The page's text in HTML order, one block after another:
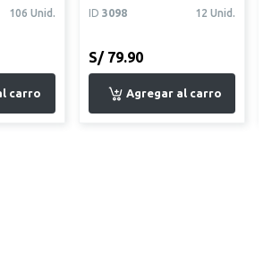
106 Unid.
puertos USB de carga
ID 3098 12 Unid.
S/ 79.90